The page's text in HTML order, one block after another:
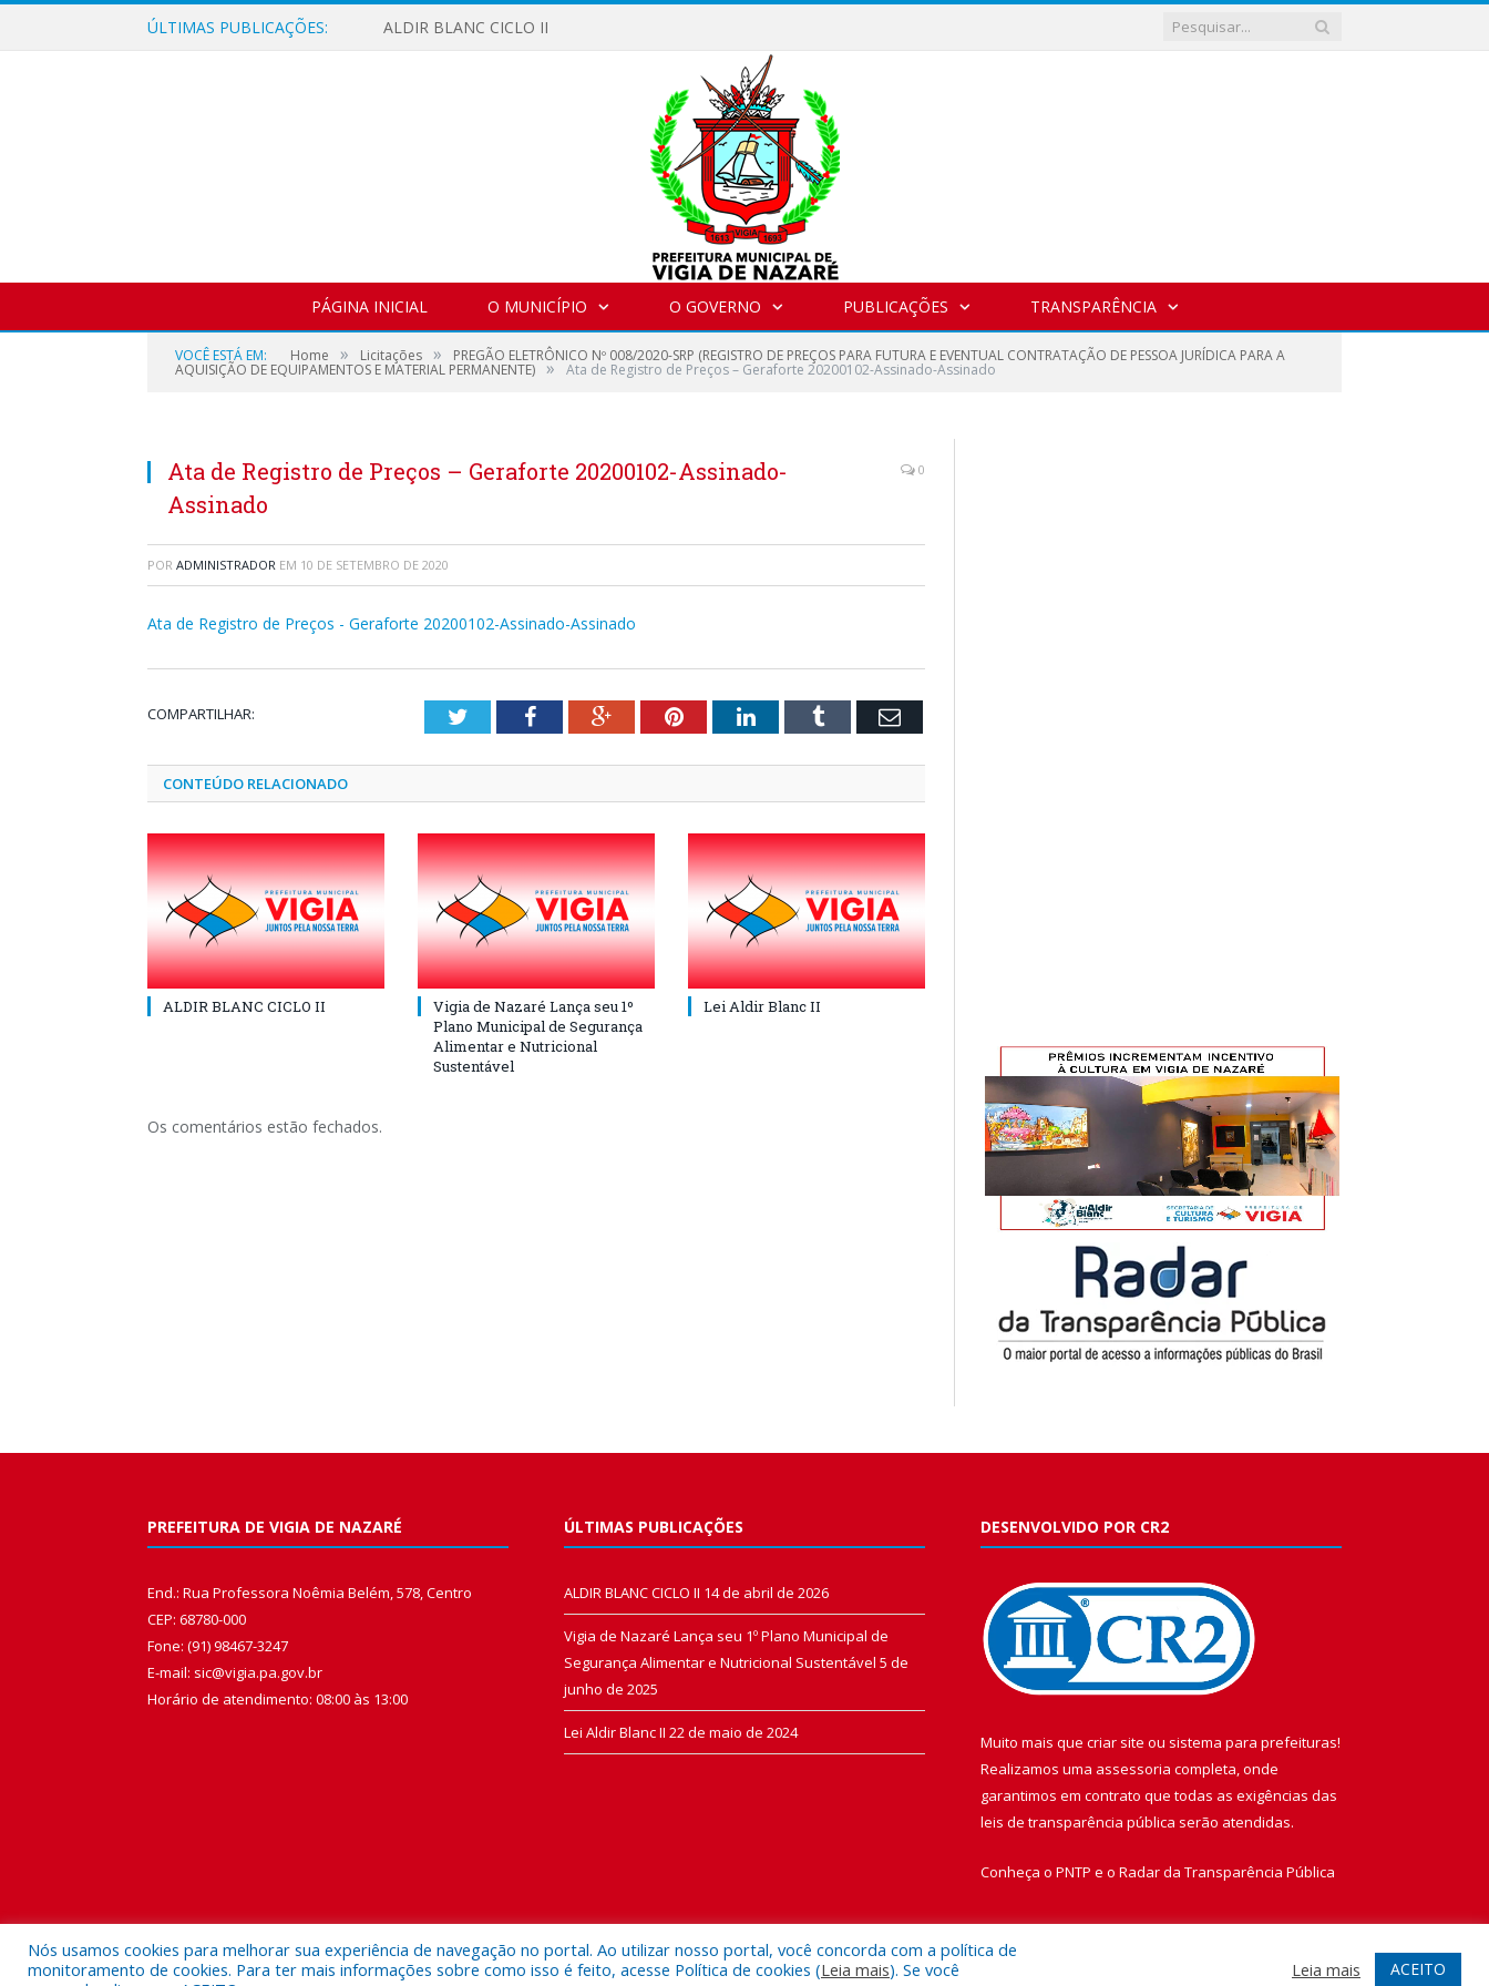
ÚLTIMAS PUBLICAÇÕES: ALDIR BLANC CICLO II
PÁGINA INICIAL O MUNICÍPIO O GOVERNO PUBLICAÇÕES TRANSPARÊNCIA
VOCÊ ESTÁ EM: Home » Licitações » PREGÃO ELETRÔNICO Nº 008/2020-SRP (REGISTRO DE PREÇOS PARA FUTURA E EVENTUAL CONTRATAÇÃO DE PESSOA JURÍDICA PARA A
AQUISIÇÃO DE EQUIPAMENTOS E MATERIAL PERMANENTE) » Ata de Registro de Preços – Geraforte 20200102-Assinado-Assinado
Ata de Registro de Preços – Geraforte 20200102-Assinado-
Assinado
0
POR ADMINISTRADOR EM 10 DE SETEMBRO DE 2020
Ata de Registro de Preços - Geraforte 20200102-Assinado-Assinado
COMPARTILHAR: TwitterFacebookGoogle+PinterestLinkedInTumblr Email
CONTEÚDO RELACIONADO
ALDIR BLANC CICLO II
Vigia de Nazaré Lança seu 1º
Plano Municipal de Segurança
Alimentar e Nutricional
Sustentável
Lei Aldir Blanc II
Os comentários estão fechados.
PREFEITURA DE VIGIA DE NAZARÉ
End.: Rua Professora Noêmia Belém, 578, Centro
CEP: 68780-000
Fone: (91) 98467-3247
E-mail: sic@vigia.pa.gov.br
Horário de atendimento: 08:00 às 13:00
ÚLTIMAS PUBLICAÇÕES
ALDIR BLANC CICLO II 14 de abril de 2026
Vigia de Nazaré Lança seu 1º Plano Municipal de
Segurança Alimentar e Nutricional Sustentável 5 de
junho de 2025
Lei Aldir Blanc II 22 de maio de 2024
DESENVOLVIDO POR CR2
Muito mais que criar site ou sistema para prefeituras!
Realizamos uma assessoria completa, onde
garantimos em contrato que todas as exigências das
leis de transparência pública serão atendidas.
Conheça o PNTP e o Radar da Transparência Pública
Nós usamos cookies para melhorar sua experiência de navegação no portal. Ao utilizar nosso portal, você concorda com a política de
monitoramento de cookies. Para ter mais informações sobre como isso é feito, acesse Política de cookies (Leia mais). Se você
Leia mais ACEITO